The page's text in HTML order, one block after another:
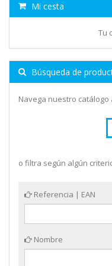
Mi cesta
Tu
Búsqueda de
Navega nuestro
o filtra según algún
Referencia | EAN
Nombre